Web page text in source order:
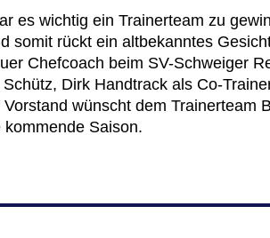
es wichtig ein Trainerteam zu
somit rückt ein altbekanntes
Chefcoach beim SV-Schweiger
Dirk Handtrack als Co-
wünscht dem Trainerteam
Saison.